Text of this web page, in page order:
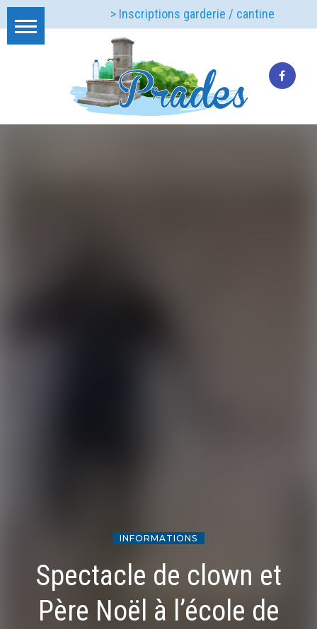
> Inscriptions garderie / cantine
INFORMATIONS
Spectacle de clown et
Père Noël à l’école de